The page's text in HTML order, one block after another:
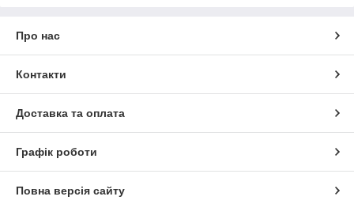
Про нас
Контакти
Доставка та оплата
Графік роботи
Повна версія сайту